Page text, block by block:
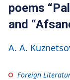
poems
and
A. A.
Foreign